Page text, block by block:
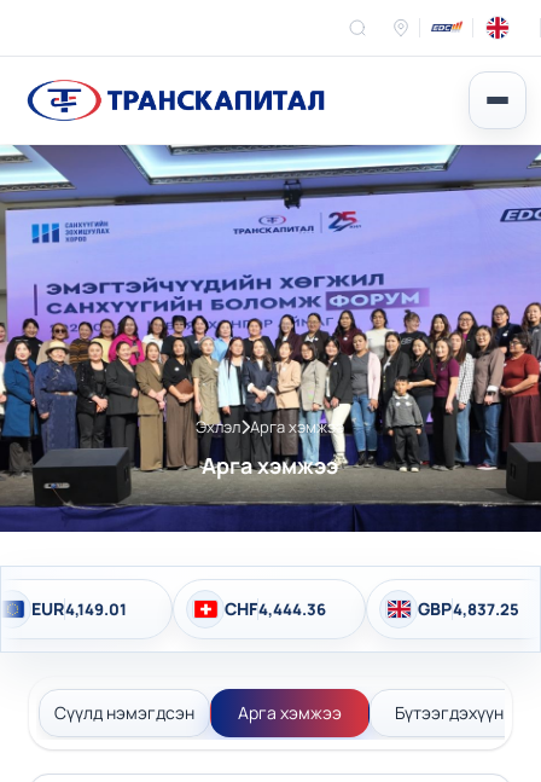
Эхлэл Арга хэмжээ
Арга хэмжээ
4,444.36 GBP4,837.25 BGN2,158.52
Сүүлд нэмэгдсэн Арга хэмжээ Бүтээгдэхүүн